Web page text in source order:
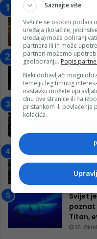
–
25
15.
7.
13.
Svijet
poznat
Titan,
16.
Saznajte više
Vaši će se osobni podaci
uređaja (kolačiće,
uređaja) može
partnera ili ih može
partneri možemo
geolociranju. Popis
Neki dobavljači mogu
temelju legitimnog
nastavku možete
dnu ove stranice ili na
pristankom ili povlačenje
kolačića.